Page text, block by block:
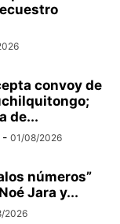
convoy de
de...
- 01/08/2026
números”
Jara y...
2026